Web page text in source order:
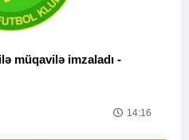
müqavilə imzaladı -
14:16